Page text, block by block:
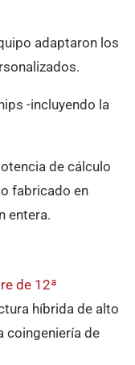
adaptaron los
-incluyendo la
de cálculo
fabricado en
entera.
de 12ª
híbrida de alto
coingeniería de